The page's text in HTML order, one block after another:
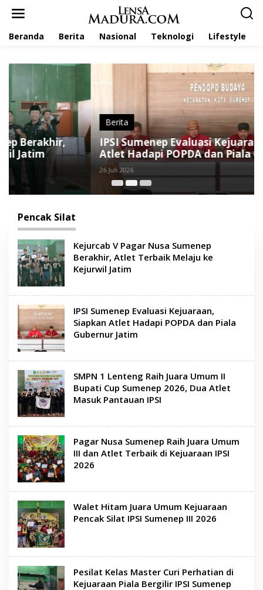
Beranda Berita Nasional Teknologi Lifestyle
Berita
IPSI Sumenep Evaluasi Kejuaraan, Siapkan
Atlet Hadapi POPDA dan Piala Gubernur
Pencak Silat
Kejurcab V Pagar Nusa Sumenep
Berakhir, Atlet Terbaik Melaju ke
Kejurwil Jatim
IPSI Sumenep Evaluasi Kejuaraan,
Siapkan Atlet Hadapi POPDA dan Piala
Gubernur Jatim
SMPN 1 Lenteng Raih Juara Umum II
Bupati Cup Sumenep 2026, Dua Atlet
Masuk Pantauan IPSI
Pagar Nusa Sumenep Raih Juara Umum
III dan Atlet Terbaik di Kejuaraan IPSI
2026
Walet Hitam Juara Umum Kejuaraan
Pencak Silat IPSI Sumenep III 2026
Pesilat Kelas Master Curi Perhatian di
Kejuaraan Piala Bergilir IPSI Sumenep